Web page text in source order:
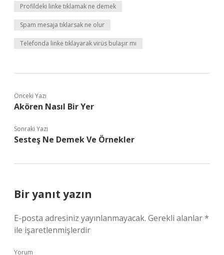
Profildeki linke tıklamak ne demek
Spam mesaja tıklarsak ne olur
Telefonda linke tıklayarak virüs bulaşır mı
Önceki Yazı
Akören Nasıl Bir Yer
Sonraki Yazı
Sesteş Ne Demek Ve Örnekler
Bir yanıt yazın
E-posta adresiniz yayınlanmayacak. Gerekli alanlar*
ile işaretlenmişlerdir
Yorum